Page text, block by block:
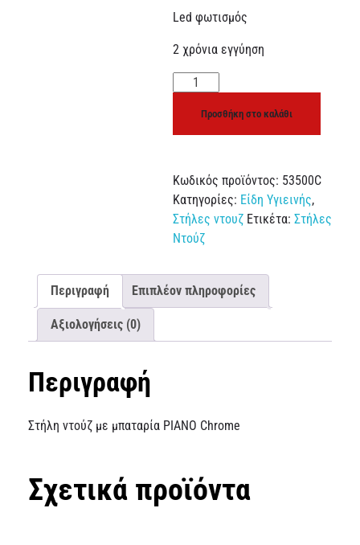
Led φωτισμός
2 χρόνια εγγύηση
Προσθήκη στο καλάθι
Κωδικός προϊόντος: 53500C
Κατηγορίες: Είδη Υγιεινής,
Στήλες ντουζ Ετικέτα: Στήλες
Ντούζ
Περιγραφή Επιπλέον πληροφορίες
Αξιολογήσεις (0)
Περιγραφή
Στήλη ντούζ με μπαταρία PIANO Chrome
Σχετικά προϊόντα